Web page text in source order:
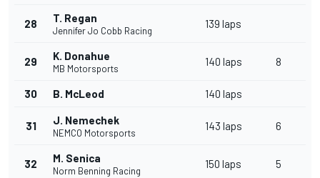
28 T. Regan
Jennifer Jo Cobb Racing
139 laps
29 K. Donahue
MB Motorsports
140 laps 8
30 B. McLeod 140 laps
31 J. Nemechek
NEMCO Motorsports
143 laps 6
32 M. Senica
Norm Benning Racing
150 laps 5